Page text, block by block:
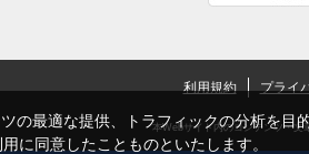
利用規約 プライ
本Webサイト内のコンテンツ・文
の最適な提供、トラフィックの分析を目
に同意したことものといたします。